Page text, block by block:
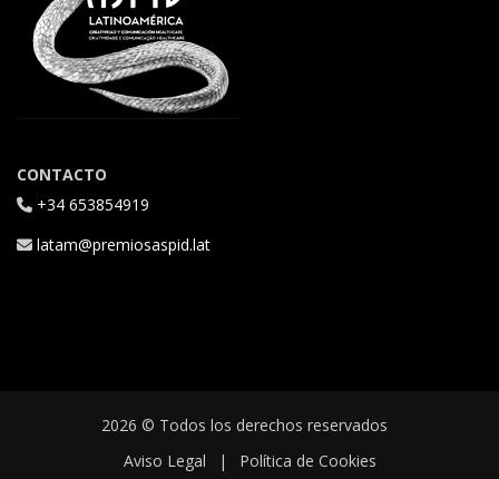
CONTACTO
+34 653854919
latam@premiosaspid.lat
2026 © Todos los derechos reservados
Aviso Legal
| Política de Cookies